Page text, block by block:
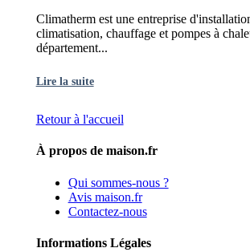
Climatherm est une entreprise
climatisation, chauffage et pompes à
département...
Lire la suite
Retour à l'accueil
À propos de maison.fr
Qui sommes-nous ?
Avis maison.fr
Contactez-nous
Informations Légales